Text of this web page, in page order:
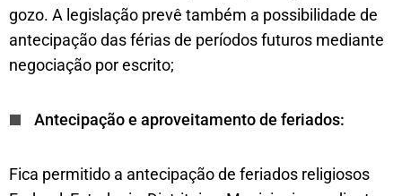
gozo. A legislação prevê também a possibilidade de
antecipação das férias de períodos futuros mediante
negociação por escrito;
Antecipação e aproveitamento de feriados:
Fica permitido a antecipação de feriados religiosos